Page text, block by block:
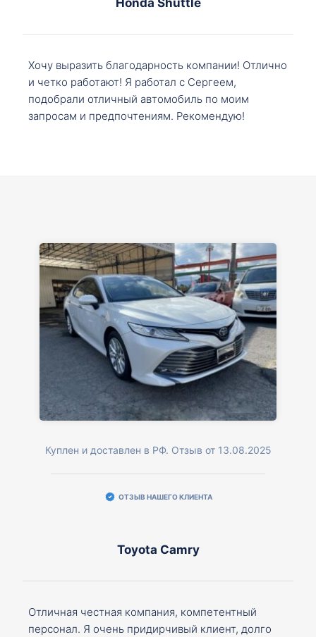
Honda Shuttle
Хочу выразить благодарность компании! Отлично
и четко работают! Я работал с Сергеем,
подобрали отличный автомобиль по моим
запросам и предпочтениям. Рекомендую!
Куплен и доставлен в РФ. Отзыв от 13.08.2025
ОТЗЫВ НАШЕГО КЛИЕНТА
Toyota Camry
Отличная честная компания, компетентный
персонал. Я очень придирчивый клиент, долго